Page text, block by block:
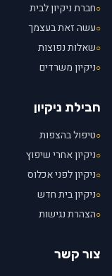
○חברת ניקיון לבית
○עשה זאת בעצמך
○שאלות נפוצות
○ניקיון משרדים
חבילת ניקיון
○טיפול בהצפות
○ניקיון אחרי שיפוץ
○ניקיון לפני אכלוס
○ניקיון בית חדש
○הצהרת נגישות
צור קשר